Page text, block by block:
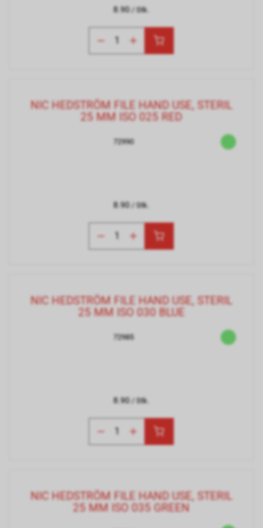
8.90/ Stk.
NIC HEDSTRÖM FILE HAND USE, STERIL
25 MM ISO 025 RED
72990
8.90/ Stk.
NIC HEDSTRÖM FILE HAND USE, STERIL
25 MM ISO 030 BLUE
72985
8.90/ Stk.
NIC HEDSTRÖM FILE HAND USE, STERIL
25 MM ISO 035 GREEN